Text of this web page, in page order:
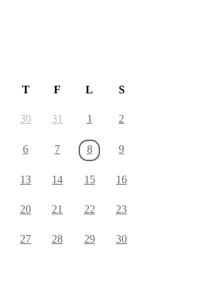
T F L S
30 31 1 2
6 7 8 9
13 14 15 16
20 21 22 23
27 28 29 30